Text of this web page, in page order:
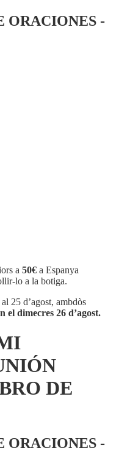
ORACIONES -
a 50€ a Espanya
lo a la botiga.
25 d’agost, ambdòs
el dimecres 26 d’agost.
DE
ORACIONES -